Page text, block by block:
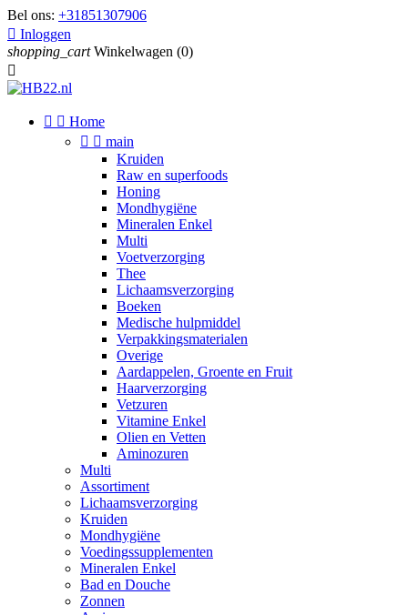
Bel ons: +31851307906
 Inloggen
shopping_cart Winkelwagen (0)

  Home
  main
Kruiden
Raw en superfoods
Honing
Mondhygiëne
Mineralen Enkel
Multi
Voetverzorging
Thee
Lichaamsverzorging
Boeken
Medische hulpmiddel
Verpakkingsmaterialen
Overige
Aardappelen, Groente en Fruit
Haarverzorging
Vetzuren
Vitamine Enkel
Olien en Vetten
Aminozuren
Multi
Assortiment
Lichaamsverzorging
Kruiden
Mondhygiëne
Voedingssupplementen
Mineralen Enkel
Bad en Douche
Zonnen